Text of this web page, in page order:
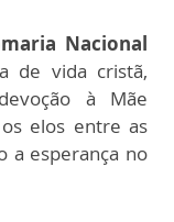
Nacional
de vida cristã,
à Mãe
elos entre as
a esperança no